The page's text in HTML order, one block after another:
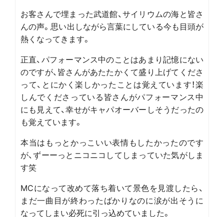
お客さんで埋まった武道館、サイリウムの海と皆さ
んの声。思い出しながら言葉にしている今も目頭が
熱くなってきます。
正直、パフォーマンス中のことはあまり記憶にない
のですが、皆さんがあたたかくて盛り上げてくださ
って、とにかく楽しかったことは覚えています！楽
しんでくださっている皆さんがパフォーマンス中
にも見えて、幸せがキャパオーバーしそうだったの
も覚えています。
本当はもっとかっこいい表情もしたかったのです
が、ずーーっとニコニコしてしまっていた気がしま
す笑
MCになって改めて落ち着いて景色を見渡したら、
まだ一曲目が終わったばかりなのに涙が出そうに
なってしまい必死に引っ込めていました。